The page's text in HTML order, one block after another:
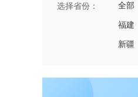
选择省份： 全部
福建
新疆